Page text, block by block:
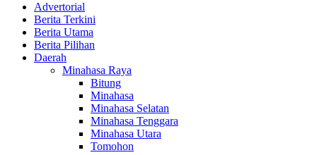
Advertorial
Berita Terkini
Berita Utama
Berita Pilihan
Daerah
Minahasa Raya
Bitung
Minahasa
Minahasa Selatan
Minahasa Tenggara
Minahasa Utara
Tomohon